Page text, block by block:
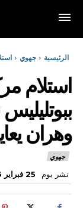
الرئيسية جهوي
استلام
وهران
جهوي
نشر يوم 25 فبراير 2026